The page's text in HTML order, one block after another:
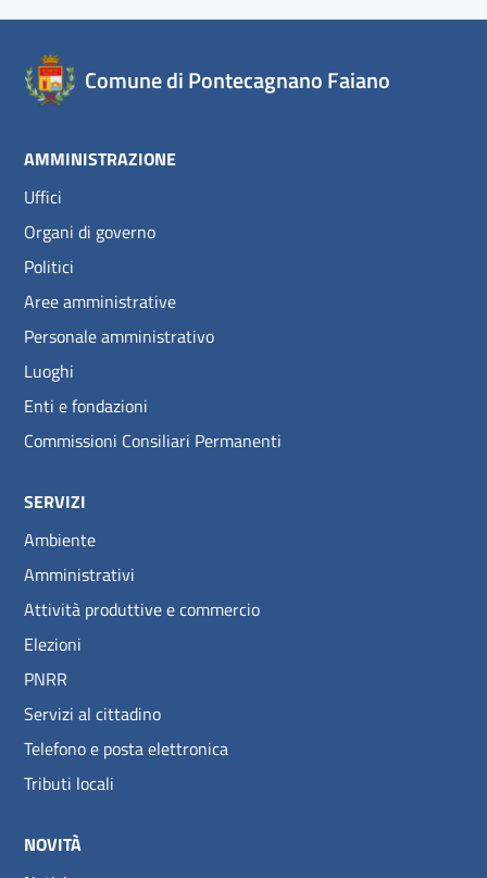
Comune di Pontecagnano Faiano
AMMINISTRAZIONE
Uffici
Organi di governo
Politici
Aree amministrative
Personale amministrativo
Luoghi
Enti e fondazioni
Commissioni Consiliari Permanenti
SERVIZI
Ambiente
Amministrativi
Attività produttive e commercio
Elezioni
PNRR
Servizi al cittadino
Telefono e posta elettronica
Tributi locali
NOVITÀ